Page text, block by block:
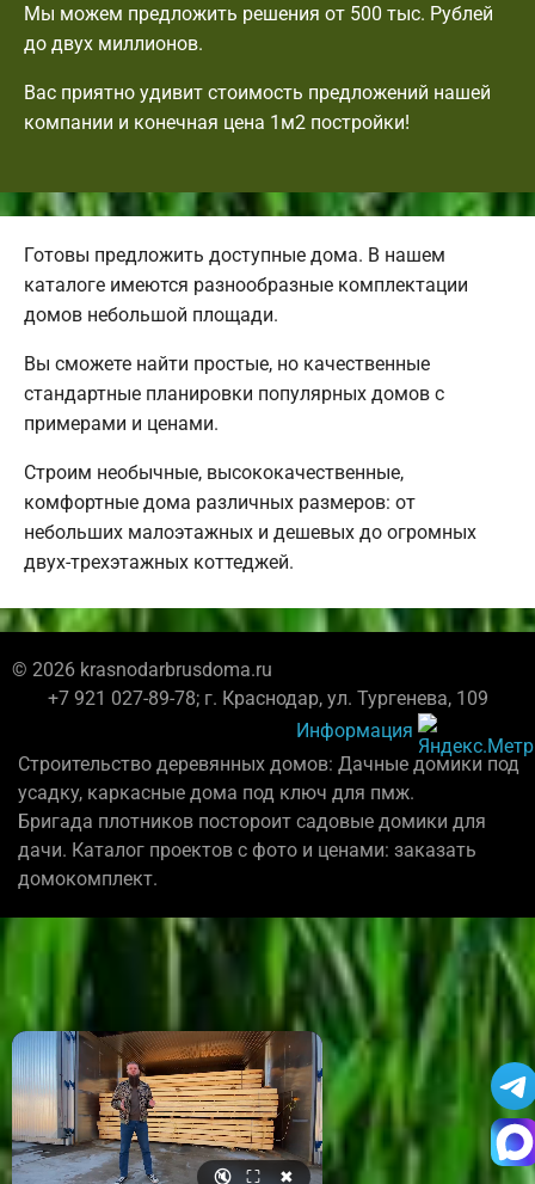
Мы можем предложить решения от 500 тыс. Рублей
до двух миллионов.
Вас приятно удивит стоимость предложений нашей
компании и конечная цена 1м2 постройки!
Готовы предложить доступные дома. В нашем
каталоге имеются разнообразные комплектации
домов небольшой площади.
Вы сможете найти простые, но качественные
стандартные планировки популярных домов с
примерами и ценами.
Строим необычные, высококачественные,
комфортные дома различных размеров: от
небольших малоэтажных и дешевых до огромных
двух-трехэтажных коттеджей.
© 2026 krasnodarbrusdoma.ru
+7 921 027-89-78; г. Краснодар, ул. Тургенева, 109
Информация
Строительство деревянных домов: Дачные домики под
усадку, каркасные дома под ключ для пмж.
Бригада плотников постороит садовые домики для
дачи. Каталог проектов с фото и ценами: заказать
домокомплект.
🔇 ⛶ ✖